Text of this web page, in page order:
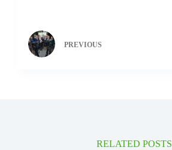
PREVIOUS
RELATED POSTS